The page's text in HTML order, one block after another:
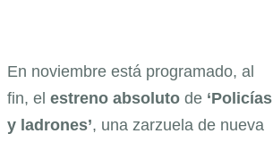
En noviembre está programado, al
fin, el estreno absoluto de ‘Policías
y ladrones’, una zarzuela de nueva